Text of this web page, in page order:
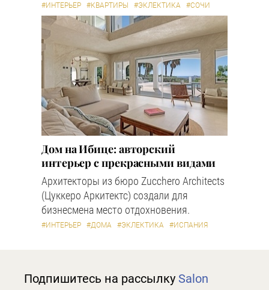
#ИНТЕРЬЕР #КВАРТИРЫ #ЭКЛЕКТИКА #СОЧИ
Дом на Ибице: авторский
интерьер с прекрасными видами
Архитекторы из бюро Zucchero Architects
(Цуккеро Аркитектс) создали для
бизнесмена место отдохновения.
#ИНТЕРЬЕР #ДОМА #ЭКЛЕКТИКА #ИСПАНИЯ
Подпишитесь на рассылку Salon